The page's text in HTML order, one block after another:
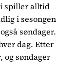
spiller alltid
i sesongen
søndager.
dag. Etter
og søndager